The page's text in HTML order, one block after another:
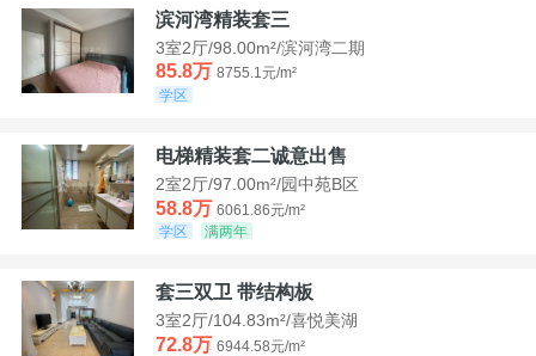
滨河湾精装套三
3室2厅/98.00m²/滨河湾二期
85.8万 8755.1元/m²
学区
电梯精装套二诚意出售
2室2厅/97.00m²/园中苑B区
58.8万 6061.86元/m²
学区
满两年
套三双卫 带结构板
3室2厅/104.83m²/喜悦美湖
72.8万 6944.58元/m²